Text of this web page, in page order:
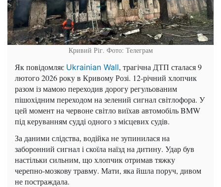
Кривий Ріг. Фото: Телеграм
Як повідомляє Ukrainian Wall, трагічна ДТП сталася 9
лютого 2026 року в Кривому Розі. 12-річний хлопчик
разом із мамою переходив дорогу регульованим
пішохідним переходом на зелений сигнал світлофора. У
цей момент на червоне світло виїхав автомобіль BMW
під керуванням судді одного з місцевих судів.
За даними слідства, водійка не зупинилася на
заборонний сигнал і скоїла наїзд на дитину. Удар був
настільки сильним, що хлопчик отримав тяжку
черепно-мозкову травму. Мати, яка йшла поруч, дивом
не постраждала.